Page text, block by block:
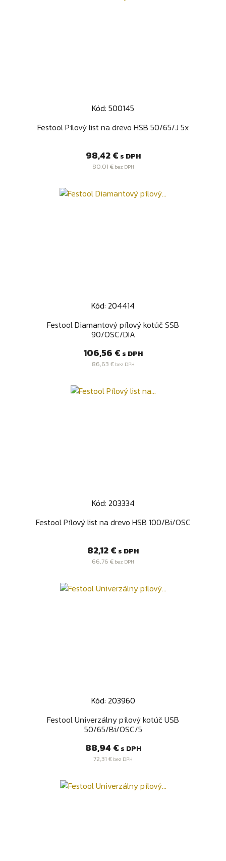
Kód: 500145
Festool Pílový list na drevo HSB 50/65/J 5x
Cena
98,42 € s DPH
80,01 €bez DPH
Kód: 204414
Festool Diamantový pílový kotúč SSB
90/OSC/DIA
Cena
106,56 € s DPH
86,63 €bez DPH
Kód: 203334
Festool Pílový list na drevo HSB 100/Bi/OSC
Cena
82,12 € s DPH
66,76 € bez DPH
Kód: 203960
Festool Univerzálny pílový kotúč USB
50/65/Bi/OSC/5
Cena
88,94 € s DPH
72,31 € bez DPH